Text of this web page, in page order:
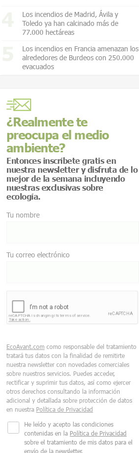
Los incendios de Madrid, Ávila y
Toledo ya han calcinado más de
77.000 hectáreas
Los incendios en Francia amenazan los
alrededores de Burdeos con 250.000
evacuados
¿Realmente te
preocupa el medio
ambiente?
Entonces inscríbete gratis en
nuestra newsletter y disfruta de lo
mejor de la semana incluyendo
nuestras exclusivas sobre
ecología.
Tu nombre
Tu correo electrónico
EcoAvant.com como responsable del tratamiento
tratará tus datos con la finalidad de remitirte
nuestra newsletter con novedades comerciales
sobre nuestros servicios. Puedes acceder,
rectificar y suprimir tus datos, así como ejercer
otros derechos consultando la información
adicional y detallada sobre protección de datos
en nuestra Política de Privacidad
He leído y acepto las condiciones
contenidas en la Política de Privacidad
sobre el tratamiento de mis datos para el
envío de la newsletter.